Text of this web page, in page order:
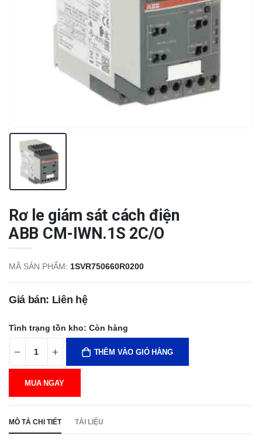
Rơ le giám sát cách điện
ABB CM-IWN.1S 2C/O
MÃ SẢN PHẨM: 1SVR750660R0200
Giá bán: Liên hệ
Tình trạng tồn kho: Còn hàng
THÊM VÀO GIỎ HÀNG
MUA NGAY
MÔ TẢ CHI TIẾT TÀI LIỆU